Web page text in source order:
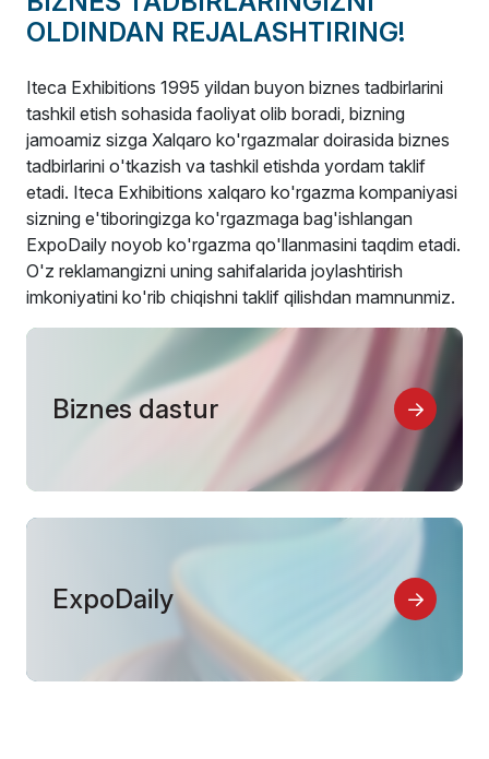
OLDINDAN REJALASHTIRING!
Iteca Exhibitions 1995 yildan buyon biznes tadbirlarini
tashkil etish sohasida faoliyat olib boradi, bizning
jamoamiz sizga Xalqaro ko'rgazmalar doirasida biznes
tadbirlarini o'tkazish va tashkil etishda yordam taklif
etadi. Iteca Exhibitions xalqaro ko'rgazma kompaniyasi
sizning e'tiboringizga ko'rgazmaga bag'ishlangan
ExpoDaily noyob ko'rgazma qo'llanmasini taqdim etadi.
O'z reklamangizni uning sahifalarida joylashtirish
imkoniyatini ko'rib chiqishni taklif qilishdan mamnunmiz.
Biznes dastur
ExpoDaily